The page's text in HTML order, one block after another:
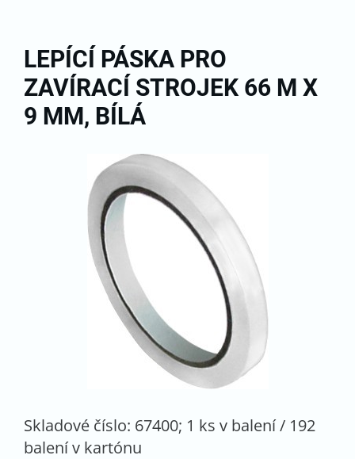
LEPÍCÍ PÁSKA PRO
ZAVÍRACÍ STROJEK 66 M X
9 MM, BÍLÁ
Skladové číslo: 67400; 1 ks v balení / 192
balení v kartónu